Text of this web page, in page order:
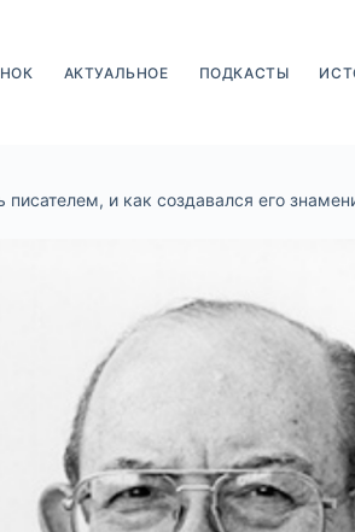
АКТУАЛЬНОЕ ПОДКАСТЫ
писателем, и как создавался его